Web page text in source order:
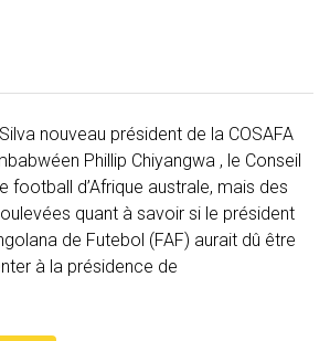
nouveau président de la COSAFA
Phillip Chiyangwa , le Conseil
football d’Afrique australe, mais des
quant à savoir si le président
de Futebol (FAF) aurait dû être
à la présidence de